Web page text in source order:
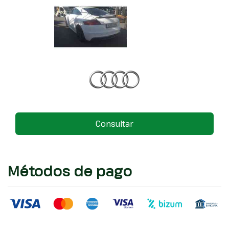
Consultar
Métodos de pago